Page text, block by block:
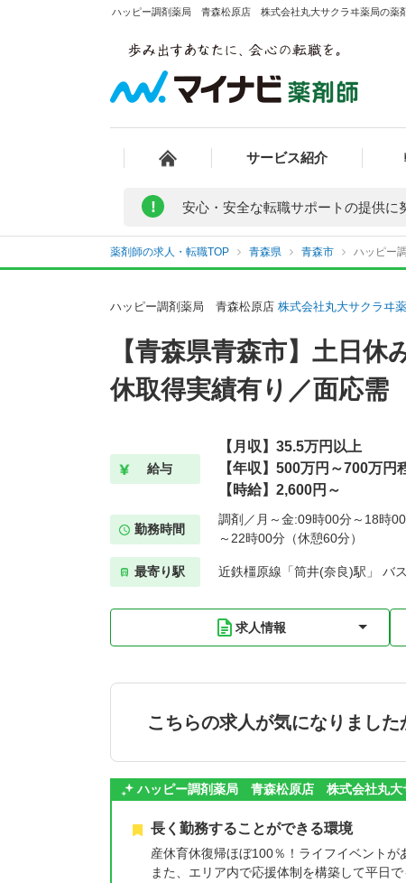
ハッピー調剤薬局 青森松原店 株式会社丸大サクラヰ薬局の薬
サービス紹介
! 安心・安全な転職サポートの提供に
薬剤師の求人・転職TOP 青森県 青森市 ハッピー
ハッピー調剤薬局 青森松原店 株式会社丸大サクラヰ
【青森県青森市】土日
休取得実績有り／面応需
給与
【月収】35.5万円以上
【年収】500万円～700万円
【時給】2,600円～
勤務時間
調剤／月～金:09時00分～18時
～22時00分（休憩60分）
最寄り駅 近鉄橿原線「筒井(奈良)駅」 バ
求人情報
こちらの求人が気になりました
ハッピー調剤薬局 青森松原店 株式会社丸大
長く勤務することができる環境
産休育休復帰ほぼ100％！ライフイベントが
また、エリア内で応援体制を構築して平日